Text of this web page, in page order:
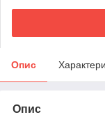
Опис
Опис